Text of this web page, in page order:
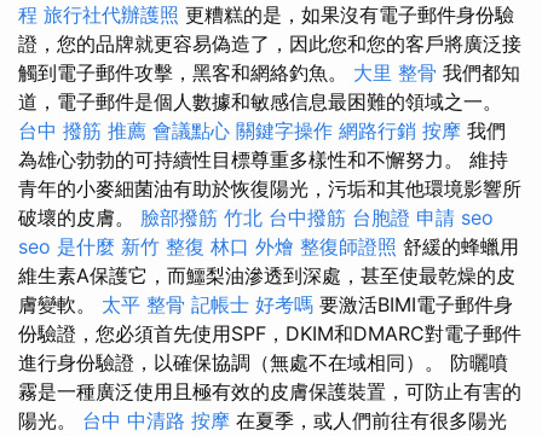
程 旅行社代辦護照 更糟糕的是，如果沒有電子郵件身份驗
證，您的品牌就更容易偽造了，因此您和您的客戶將廣泛接
觸到電子郵件攻擊，黑客和網絡釣魚。 大里 整骨 我們都知
道，電子郵件是個人數據和敏感信息最困難的領域之一。
台中 撥筋 推薦 會議點心 關鍵字操作 網路行銷 按摩 我們
為雄心勃勃的可持續性目標尊重多樣性和不懈努力。 維持
青年的小麥細菌油有助於恢復陽光，污垢和其他環境影響所
破壞的皮膚。 臉部撥筋 竹北 台中撥筋 台胞證 申請 seo
seo 是什麼 新竹 整復 林口 外燴 整復師證照 舒緩的蜂蠟用
維生素A保護它，而鱷梨油滲透到深處，甚至使最乾燥的皮
膚變軟。 太平 整骨 記帳士 好考嗎 要激活BIMI電子郵件身
份驗證，您必須首先使用SPF，DKIM和DMARC對電子郵件
進行身份驗證，以確保協調（無處不在域相同）。 防曬噴
霧是一種廣泛使用且極有效的皮膚保護裝置，可防止有害的
陽光。 台中 中清路 按摩 在夏季，或人們前往有很多陽光